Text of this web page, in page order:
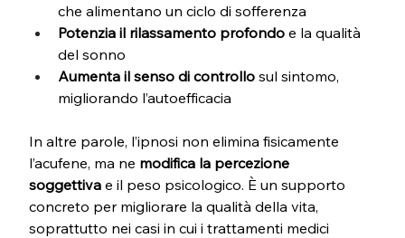
che alimentano un ciclo di sofferenza
Potenzia il rilassamento profondo e la qualità
del sonno
Aumenta il senso di controllo sul sintomo,
migliorando l’autoefficacia
In altre parole, l’ipnosi non elimina fisicamente
l’acufene, ma ne modifica la percezione
soggettiva e il peso psicologico. È un supporto
concreto per migliorare la qualità della vita,
soprattutto nei casi in cui i trattamenti medici